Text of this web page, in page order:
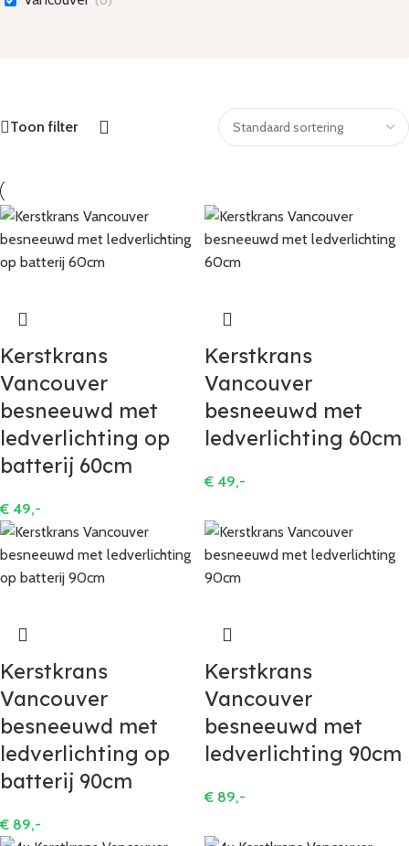
Toon filter
Kerstkrans
Vancouver
besneeuwd met
ledverlichting op
batterij 60cm
€ 49,-
Kerstkrans
Vancouver
besneeuwd met
ledverlichting 60cm
€ 49,-
Kerstkrans
Vancouver
besneeuwd met
ledverlichting op
batterij 90cm
€ 89,-
Kerstkrans
Vancouver
besneeuwd met
ledverlichting 90cm
€ 89,-